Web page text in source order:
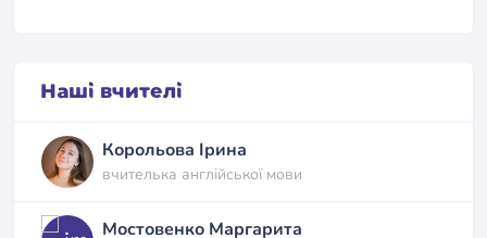
Наші вчителі
Корольова Ірина
вчителька англійської мови
Мостовенко Маргарита